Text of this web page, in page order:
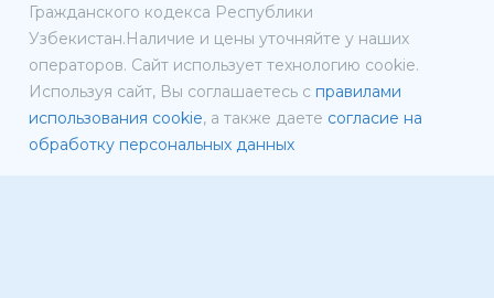
Гражданского кодекса Республики
Узбекистан.Наличие и цены уточняйте у наших
операторов. Сайт использует технологию cookie.
Используя сайт, Вы соглашаетесь с правилами
использования cookie, а также даете согласие на
обработку персональных данных